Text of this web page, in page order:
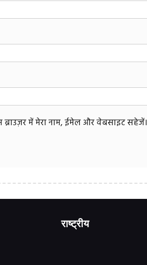
में मेरा नाम, ईमेल और वेबसाइट सहेजें।
राष्ट्रीय